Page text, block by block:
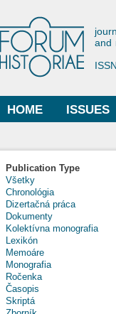
and
Main menu
HOME ISSUES
Publication Type
Všetky
Chronológia
Dizertačná práca
Dokumenty
Kolektívna monografia
Lexikón
Memoáre
Monografia
Ročenka
Časopis
Skriptá